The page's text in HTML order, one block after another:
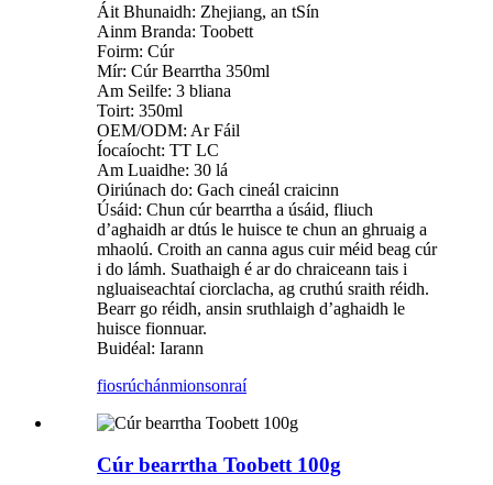
Áit Bhunaidh: Zhejiang, an tSín
Ainm Branda: Toobett
Foirm: Cúr
Mír: Cúr Bearrtha 350ml
Am Seilfe: 3 bliana
Toirt: 350ml
OEM/ODM: Ar Fáil
Íocaíocht: TT LC
Am Luaidhe: 30 lá
Oiriúnach do: Gach cineál craicinn
Úsáid: Chun cúr bearrtha a úsáid, fliuch
d’aghaidh ar dtús le huisce te chun an ghruaig a
mhaolú. Croith an canna agus cuir méid beag cúr
i do lámh. Suathaigh é ar do chraiceann tais i
ngluaiseachtaí ciorclacha, ag cruthú sraith réidh.
Bearr go réidh, ansin sruthlaigh d’aghaidh le
huisce fionnuar.
Buidéal: Iarann
fiosrúchánmionsonraí
Cúr bearrtha Toobett 100g